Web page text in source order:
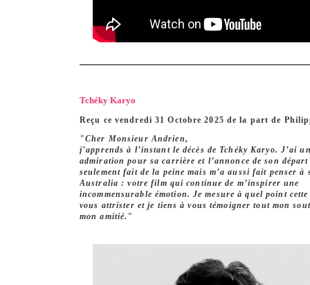
Tchéky Karyo
Reçu ce vendredi 31 Octobre 2025 de la part de
"Cher Monsieur Andrien,
j’apprends à l’instant le décès de Tchéky Karyo. J’ai
admiration pour sa carrière et l’annonce de son départ
seulement fait de la peine mais m’a aussi fait penser à
Australia : votre film qui continue de m’inspirer une
incommensurable émotion. Je mesure à quel point
vous attrister et je tiens à vous témoigner tout mon
mon amitié."